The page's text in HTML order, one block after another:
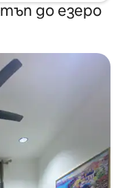
до езеро